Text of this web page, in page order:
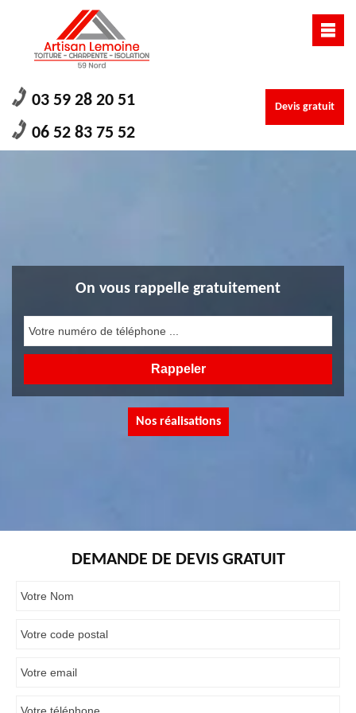
03 59 28 20 51
06 52 83 75 52
Devis gratuit
On vous rappelle gratuitement
Nos réalisations
DEMANDE DE DEVIS GRATUIT